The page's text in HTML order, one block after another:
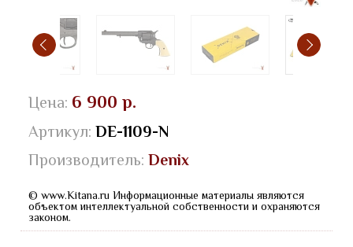
Цена: 6 900 р.
Артикул: DE-1109-N
Производитель: Denix
© www.Kitana.ru Информационные материалы являются
объектом интеллектуальной собственности и охраняются
законом.